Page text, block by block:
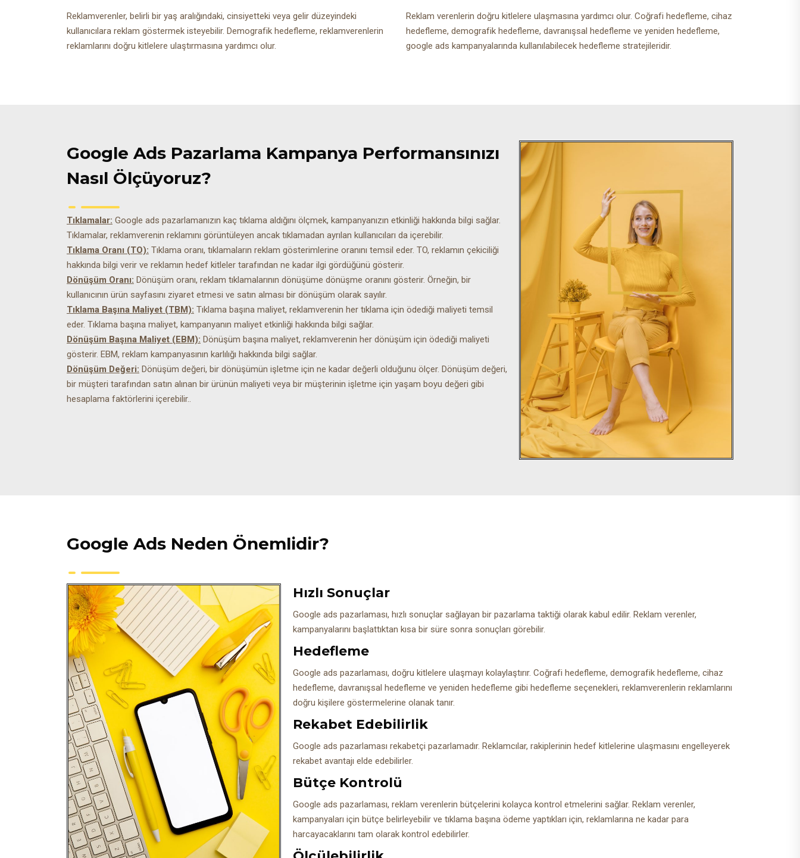
Reklamverenler, belirli bir yaş aralığındaki, cinsiyetteki veya gelir düzeyindeki
kullanıcılara reklam göstermek isteyebilir. Demografik hedefleme, reklamverenlerin
reklamlarını doğru kitlelere ulaştırmasına yardımcı olur.
Reklam verenlerin doğru kitlelere ulaşmasına yardımcı olur. Coğrafi hedefleme, cihaz
hedefleme, demografik hedefleme, davranışsal hedefleme ve yeniden hedefleme,
google ads kampanyalarında kullanılabilecek hedefleme stratejileridir.
Google Ads Pazarlama Kampanya Performansınızı
Nasıl Ölçüyoruz?
Tıklamalar: Google ads pazarlamanızın kaç tıklama aldığını ölçmek, kampanyanızın etkinliği hakkında bilgi sağlar.
Tıklamalar, reklamverenin reklamını görüntüleyen ancak tıklamadan ayrılan kullanıcıları da içerebilir.
Tıklama Oranı (TO): Tıklama oranı, tıklamaların reklam gösterimlerine oranını temsil eder. TO, reklamın çekiciliği
hakkında bilgi verir ve reklamın hedef kitleler tarafından ne kadar ilgi gördüğünü gösterir.
Dönüşüm Oranı: Dönüşüm oranı, reklam tıklamalarının dönüşüme dönüşme oranını gösterir. Örneğin, bir
kullanıcının ürün sayfasını ziyaret etmesi ve satın alması bir dönüşüm olarak sayılır.
Tıklama Başına Maliyet (TBM): Tıklama başına maliyet, reklamverenin her tıklama için ödediği maliyeti temsil
eder. Tıklama başına maliyet, kampanyanın maliyet etkinliği hakkında bilgi sağlar.
Dönüşüm Başına Maliyet (EBM): Dönüşüm başına maliyet, reklamverenin her dönüşüm için ödediği maliyeti
gösterir. EBM, reklam kampanyasının karlılığı hakkında bilgi sağlar.
Dönüşüm Değeri: Dönüşüm değeri, bir dönüşümün işletme için ne kadar değerli olduğunu ölçer. Dönüşüm değeri,
bir müşteri tarafından satın alınan bir ürünün maliyeti veya bir müşterinin işletme için yaşam boyu değeri gibi
hesaplama faktörlerini içerebilir..
Google Ads Neden Önemlidir?
Hızlı Sonuçlar
Google ads pazarlaması, hızlı sonuçlar sağlayan bir pazarlama taktiği olarak kabul edilir. Reklam verenler,
kampanyalarını başlattıktan kısa bir süre sonra sonuçları görebilir.
Hedefleme
Google ads pazarlaması, doğru kitlelere ulaşmayı kolaylaştırır. Coğrafi hedefleme, demografik hedefleme, cihaz
hedefleme, davranışsal hedefleme ve yeniden hedefleme gibi hedefleme seçenekleri, reklamverenlerin reklamlarını
doğru kişilere göstermelerine olanak tanır.
Rekabet Edebilirlik
Google ads pazarlaması rekabetçi pazarlamadır. Reklamcılar, rakiplerinin hedef kitlelerine ulaşmasını engelleyerek
rekabet avantajı elde edebilirler.
Bütçe Kontrolü
Google ads pazarlaması, reklam verenlerin bütçelerini kolayca kontrol etmelerini sağlar. Reklam verenler,
kampanyaları için bütçe belirleyebilir ve tıklama başına ödeme yaptıkları için, reklamlarına ne kadar para
harcayacaklarını tam olarak kontrol edebilirler.